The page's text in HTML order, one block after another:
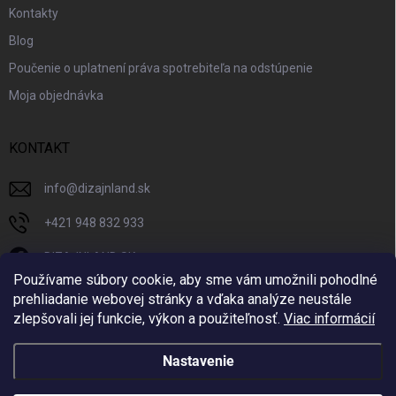
Používame súbory cookie, aby sme vám umožnili pohodlné
prehliadanie webovej stránky a vďaka analýze neustále
zlepšovali jej funkcie, výkon a použiteľnosť. Viac informácií
Nastavenie
Kontakty
Blog
Poučenie o uplatnení práva spotrebiteľa na odstúpenie
Moja objednávka
KONTAKT
info@dizajnland.sk
+421 948 832 933
DIZAJNLAND SK
dizajnland.sk/
@dizajnland